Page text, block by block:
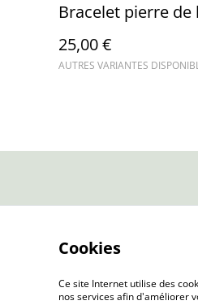
Bracelet pierre
25,00 €
AUTRES VARIANTES
Cookies
Ce site Internet utilise des
nos services afin d'améliorer